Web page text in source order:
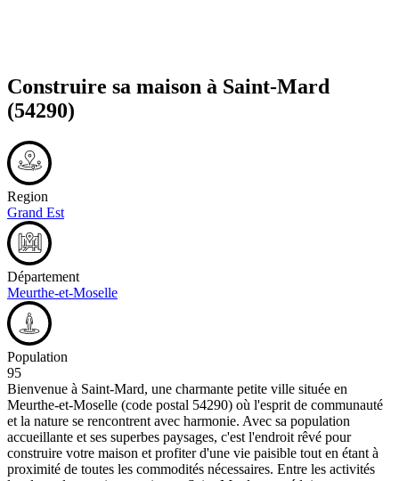
Construire sa maison à Saint-Mard
(54290)
Region
Grand Est
Département
Meurthe-et-Moselle
Population
95
Bienvenue à Saint-Mard, une charmante petite ville située en
Meurthe-et-Moselle (code postal 54290) où l'esprit de communauté
et la nature se rencontrent avec harmonie. Avec sa population
accueillante et ses superbes paysages, c'est l'endroit rêvé pour
construire votre maison et profiter d'une vie paisible tout en étant à
proximité de toutes les commodités nécessaires. Entre les activités